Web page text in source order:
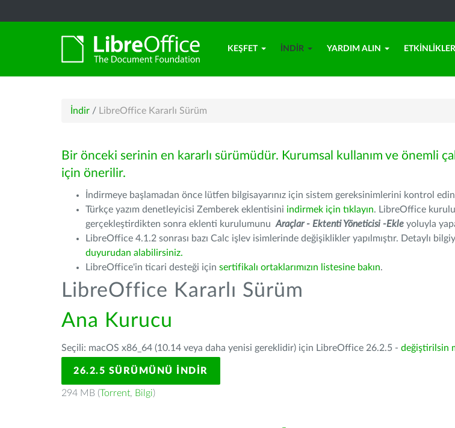
KEŞFET İNDIR YARDIM ALIN ETKINLIKLER
İndir / LibreOffice Kararlı Sürüm
Bir önceki serinin en kararlı sürümüdür. Kurumsal kullanım ve önemli
için önerilir.
İndirmeye başlamadan önce lütfen bilgisayarınız için sistem gereksinimlerini kontrol
Türkçe yazım denetleyicisi Zemberek eklentisini indirmek için tıklayın. LibreOffice
gerçekleştirdikten sonra eklenti kurulumunu Araçlar - Ektenti Yöneticisi -Ekle yoluyla
LibreOffice 4.1.2 sonrası bazı Calc işlev isimlerinde değişiklikler yapılmıştır. Detaylı
duyurudan alabilirsiniz.
LibreOffice'in ticari desteği için sertifikalı ortaklarımızın listesine bakın.
LibreOffice Kararlı Sürüm
Ana Kurucu
Seçili: macOS x86_64 (10.14 veya daha yenisi gereklidir) için LibreOffice 26.2.5 - değiştirilsin
26.2.5 SÜRÜMÜNÜ İNDIR
294 MB (Torrent, Bilgi)